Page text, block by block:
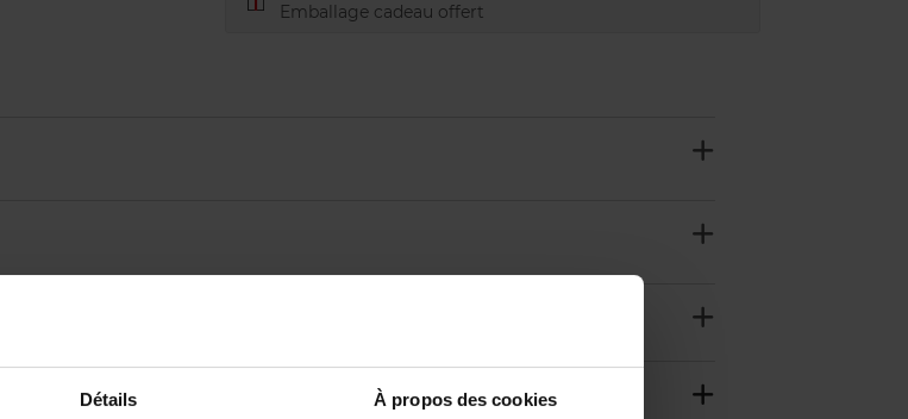
Détails À propos des cookies
Emballage cadeau offert